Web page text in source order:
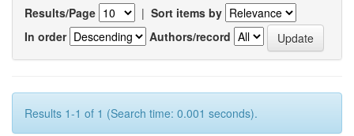
Results/Page | Sort items by
In order
Authors/record
Results 1-1 of 1 (Search time: 0.001 seconds).